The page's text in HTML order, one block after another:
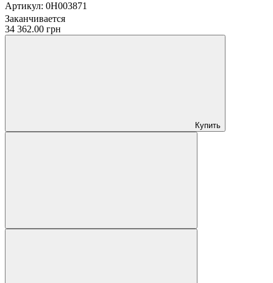
Артикул: 0H003871
Заканчивается
34 362.00 грн
Купить